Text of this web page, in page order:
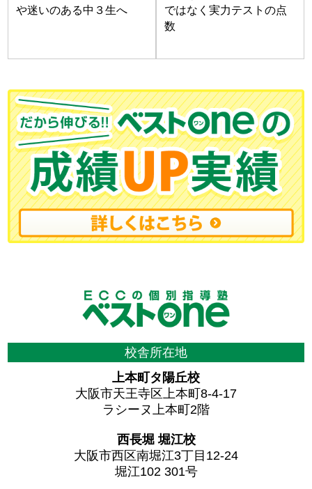
や迷いのある中３生へ
ではなく実力テストの点
数
校舎所在地
上本町タ陽丘校
大阪市天王寺区上本町8-4-17
ラシーヌ上本町2階
西長堀 堀江校
大阪市西区南堀江3丁目12-24
堀江102 301号